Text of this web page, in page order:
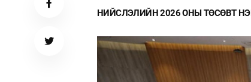
НИЙСЛЭЛИЙН 2026 ОНЫ ТӨСӨВТ